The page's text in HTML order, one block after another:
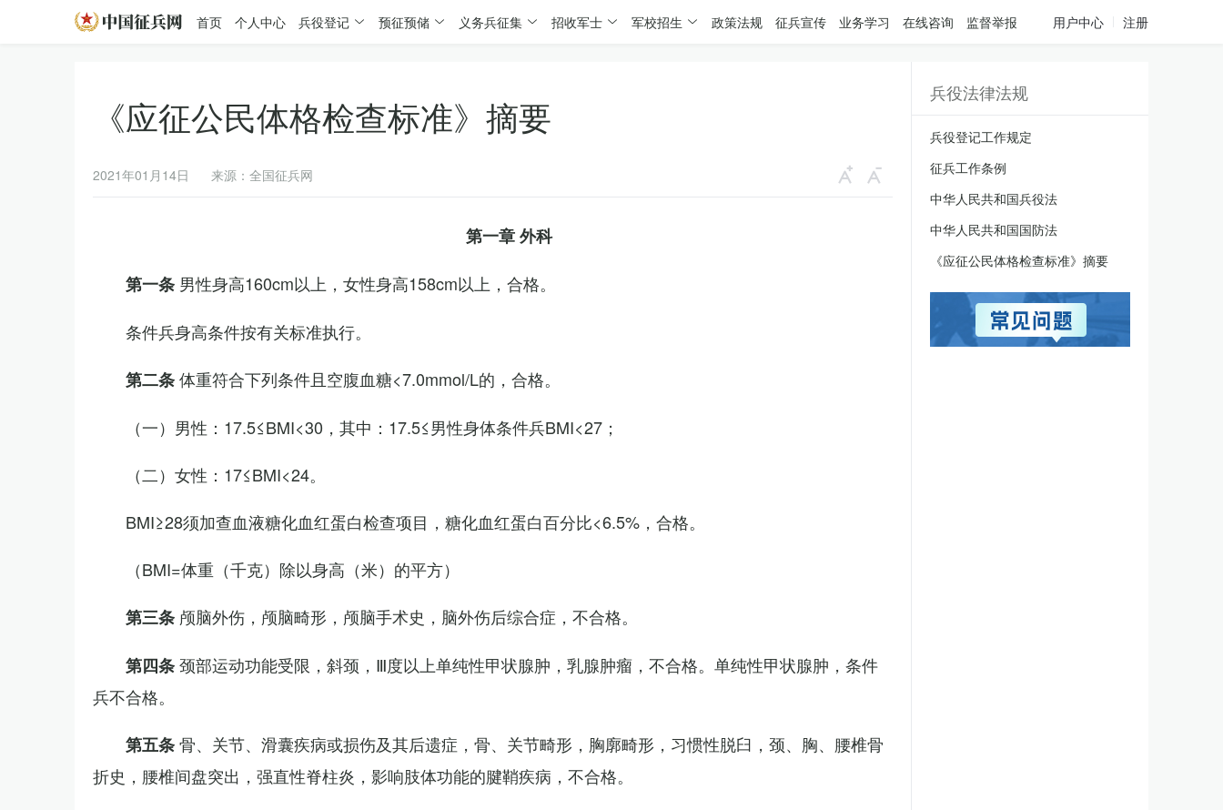
首页 个人中心 兵役登记 预征预储 义务兵征集 招收军士 军校招生 政策法规 征兵宣传 业务学习 在线咨询 监督举报 用户中心 注册
《应征公民体格检查标准》摘要
2021年01月14日 来源：全国征兵网
第一章 外科
第一条 男性身高160cm以上，女性身高158cm以上，合格。
条件兵身高条件按有关标准执行。
第二条体重符合下列条件且空腹血糖<7.0mmol/L的，合格。
（一）男性：17.5≤BMI<30，其中：17.5≤男性身体条件兵BMI<27；
（二）女性：17≤BMI<24。
BMI≥28须加查血液糖化血红蛋白检查项目，糖化血红蛋白百分比<6.5%，合格。
（BMI=体重（千克）除以身高（米）的平方）
第三条 颅脑外伤，颅脑畸形，颅脑手术史，脑外伤后综合症，不合格。
第四条颈部运动功能受限，斜颈，Ⅲ度以上单纯性甲状腺肿，乳腺肿瘤，不合格。单纯性甲状腺肿，条件
兵不合格。
第五条骨、关节、滑囊疾病或损伤及其后遗症，骨、关节畸形，胸廓畸形，习惯性脱臼，颈、胸、腰椎骨
折史，腰椎间盘突出，强直性脊柱炎，影响肢体功能的腱鞘疾病，不合格。
兵役法律法规
兵役登记工作规定
征兵工作条例
中华人民共和国兵役法
中华人民共和国国防法
《应征公民体格检查标准》摘要